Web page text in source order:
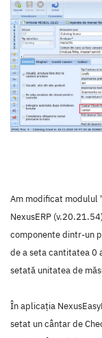
Am modificat modulul
NexusERP
componente dintr-un
de a seta cantitatea 0
setată unitatea de
În aplicația
setat un cântar de